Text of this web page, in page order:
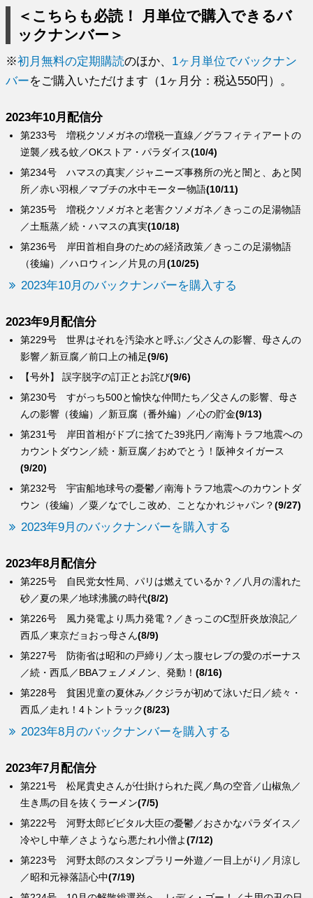
＜こちらも必読！ 月単位で購入できるバ
ックナンバー＞
※初月無料の定期購読のほか、 1ヶ月単位でバックナン
バーをご購入いただけます（1ヶ月分：税込550円）。
2023年10月配信分
第236号 岸田首相自身のための経済政策／きっこの足湯物語
（後編）／ハロウィン／片見の月(10/25)
第235号 増税クソメガネと老害クソメガネ／きっこの足湯物語
／土瓶蒸／続・ハマスの真実(10/18)
第234号 ハマスの真実／ジャニーズ事務所の光と闇と、あと関
所／赤い羽根／マブチの水中モーター物語(10/11)
第233号 増税クソメガネの増税一直線／グラフィティアートの
逆襲／残る蚊／OKストア・パラダイス(10/4)
2023年10月のバックナンバーを購入する
2023年9月配信分
第232号 宇宙船地球号の憂鬱／南海トラフ地震へのカウントダ
ウン（後編）／粟／なでしこ改め、ことなかれジャパン？(9/27)
第231号 岸田首相がドブに捨てた39兆円／南海トラフ地震への
カウントダウン／続・新豆腐／おめでとう！阪神タイガース
(9/20)
第230号 すがっち500と愉快な仲間たち／父さんの影響、母さ
んの影響（後編）／新豆腐（番外編）／心の貯金(9/13)
【号外】 誤字脱字の訂正とお詫び(9/6)
第229号 世界はそれを汚染水と呼ぶ／父さんの影響、母さんの
影響／新豆腐／前口上の補足(9/6)
2023年9月のバックナンバーを購入する
2023年8月配信分
第228号 貧困児童の夏休み／クジラが初めて泳いだ日／続々・
西瓜／走れ！4トントラック(8/23)
第227号 防衛省は昭和の戸締り／太っ腹セレブの愛のボーナス
／続・西瓜／BBAフェノメノン、発動！(8/16)
第226号 風力発電より馬力発電？／きっこのC型肝炎放浪記／
西瓜／東京だョおっ母さん(8/9)
第225号 自民党女性局、パリは燃えているか？／八月の濡れた
砂／夏の果／地球沸騰の時代(8/2)
2023年8月のバックナンバーを購入する
2023年7月配信分
第223号 河野太郎のスタンプラリー外遊／一目上がり／月涼し
／昭和元禄落語心中(7/19)
第222号 河野太郎ビビタル大臣の憂鬱／おさかなパラダイス／
冷やし中華／さようなら悪たれ小僧よ(7/12)
第221号 松尾貴史さんが仕掛けられた罠／鳥の空音／山椒魚／
生き馬の目を抜くラーメン(7/5)